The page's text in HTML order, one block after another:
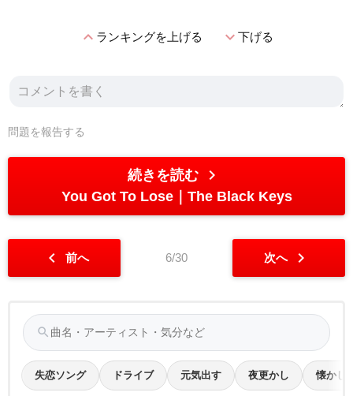
expand_lessランキングを上げる expand_more下げる
問題を報告する
続きを読む chevron_right
You Got To Lose The Black Keys
chevron_left 前へ 6/30 次へ chevron_right
search
失恋ソング ドライブ 元気出す 夜更かし 懐かし